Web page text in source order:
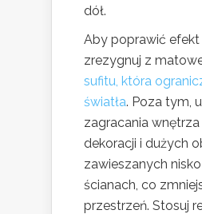
dół.
Aby poprawić efekt
zrezygnuj z
sufitu, która
światła. Poza tym,
zagracania
dekoracji i dużych
zawieszanych
ścianach, co
przestrzeń. Stosuj